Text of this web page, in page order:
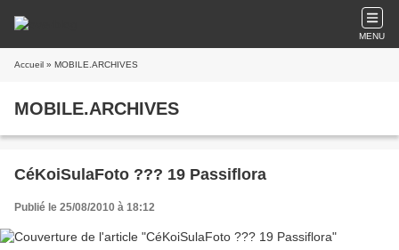
MENU
Accueil » MOBILE.ARCHIVES
MOBILE.ARCHIVES
CéKoiSulaFoto ??? 19 Passiflora
Publié le 25/08/2010 à 18:12